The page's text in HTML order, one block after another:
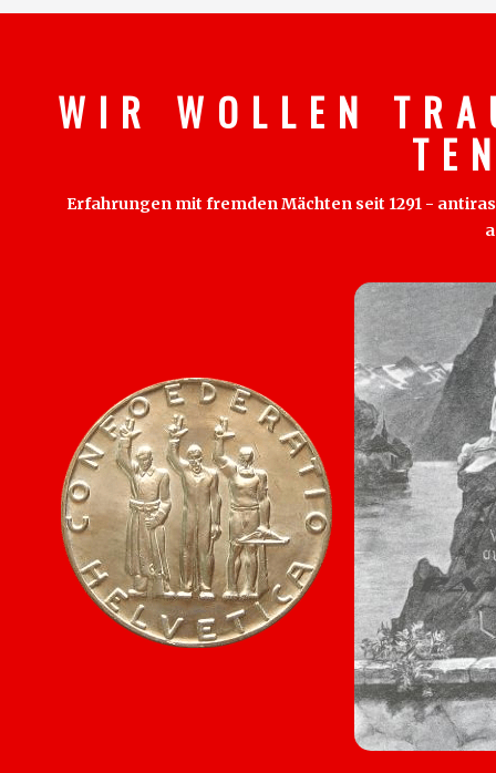
W I R W O L L E N T R
T E
Erfahrungen mit fremden Mächten seit 1291 -